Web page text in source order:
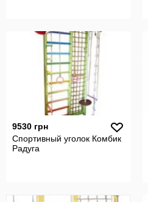
9530 грн
Спортивный уголок Комбик
Радуга